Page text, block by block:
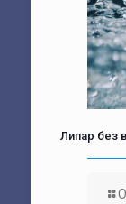
Липар без